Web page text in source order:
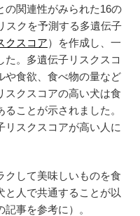
の関連性がみられた16の
スクを予測する多遺伝子
クスコア）を作成し、一
。多遺伝子リスクスコ
や食欲、食べ物の量など
スクスコアの高い犬は食
ことが示されました。
リスクスコアが高い人に
クして美味しいものを食
と人で共通することが以
事を参考に）。